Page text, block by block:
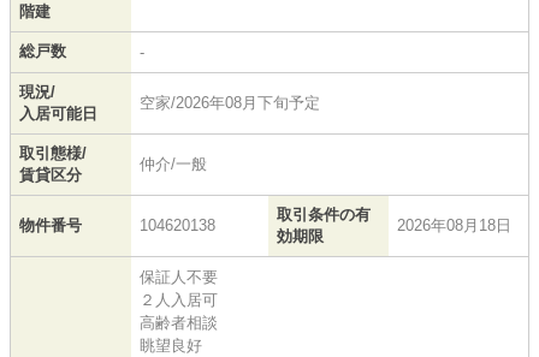
階建
総戸数 -
現況/
入居可能日
空家/2026年08月下旬予定
取引態様/
賃貸区分
仲介/一般
物件番号 104620138
取引条件の有
効期限
2026年08月18日
保証人不要
２人入居可
高齢者相談
眺望良好